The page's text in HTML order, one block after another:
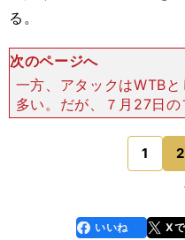
る。
次のページへ
一方、アタックはWTB
多い。だが、７月27日
ップとランの能力を生か
レーでトライを奪取し
時は
1 2
faceboo
k
いいね X